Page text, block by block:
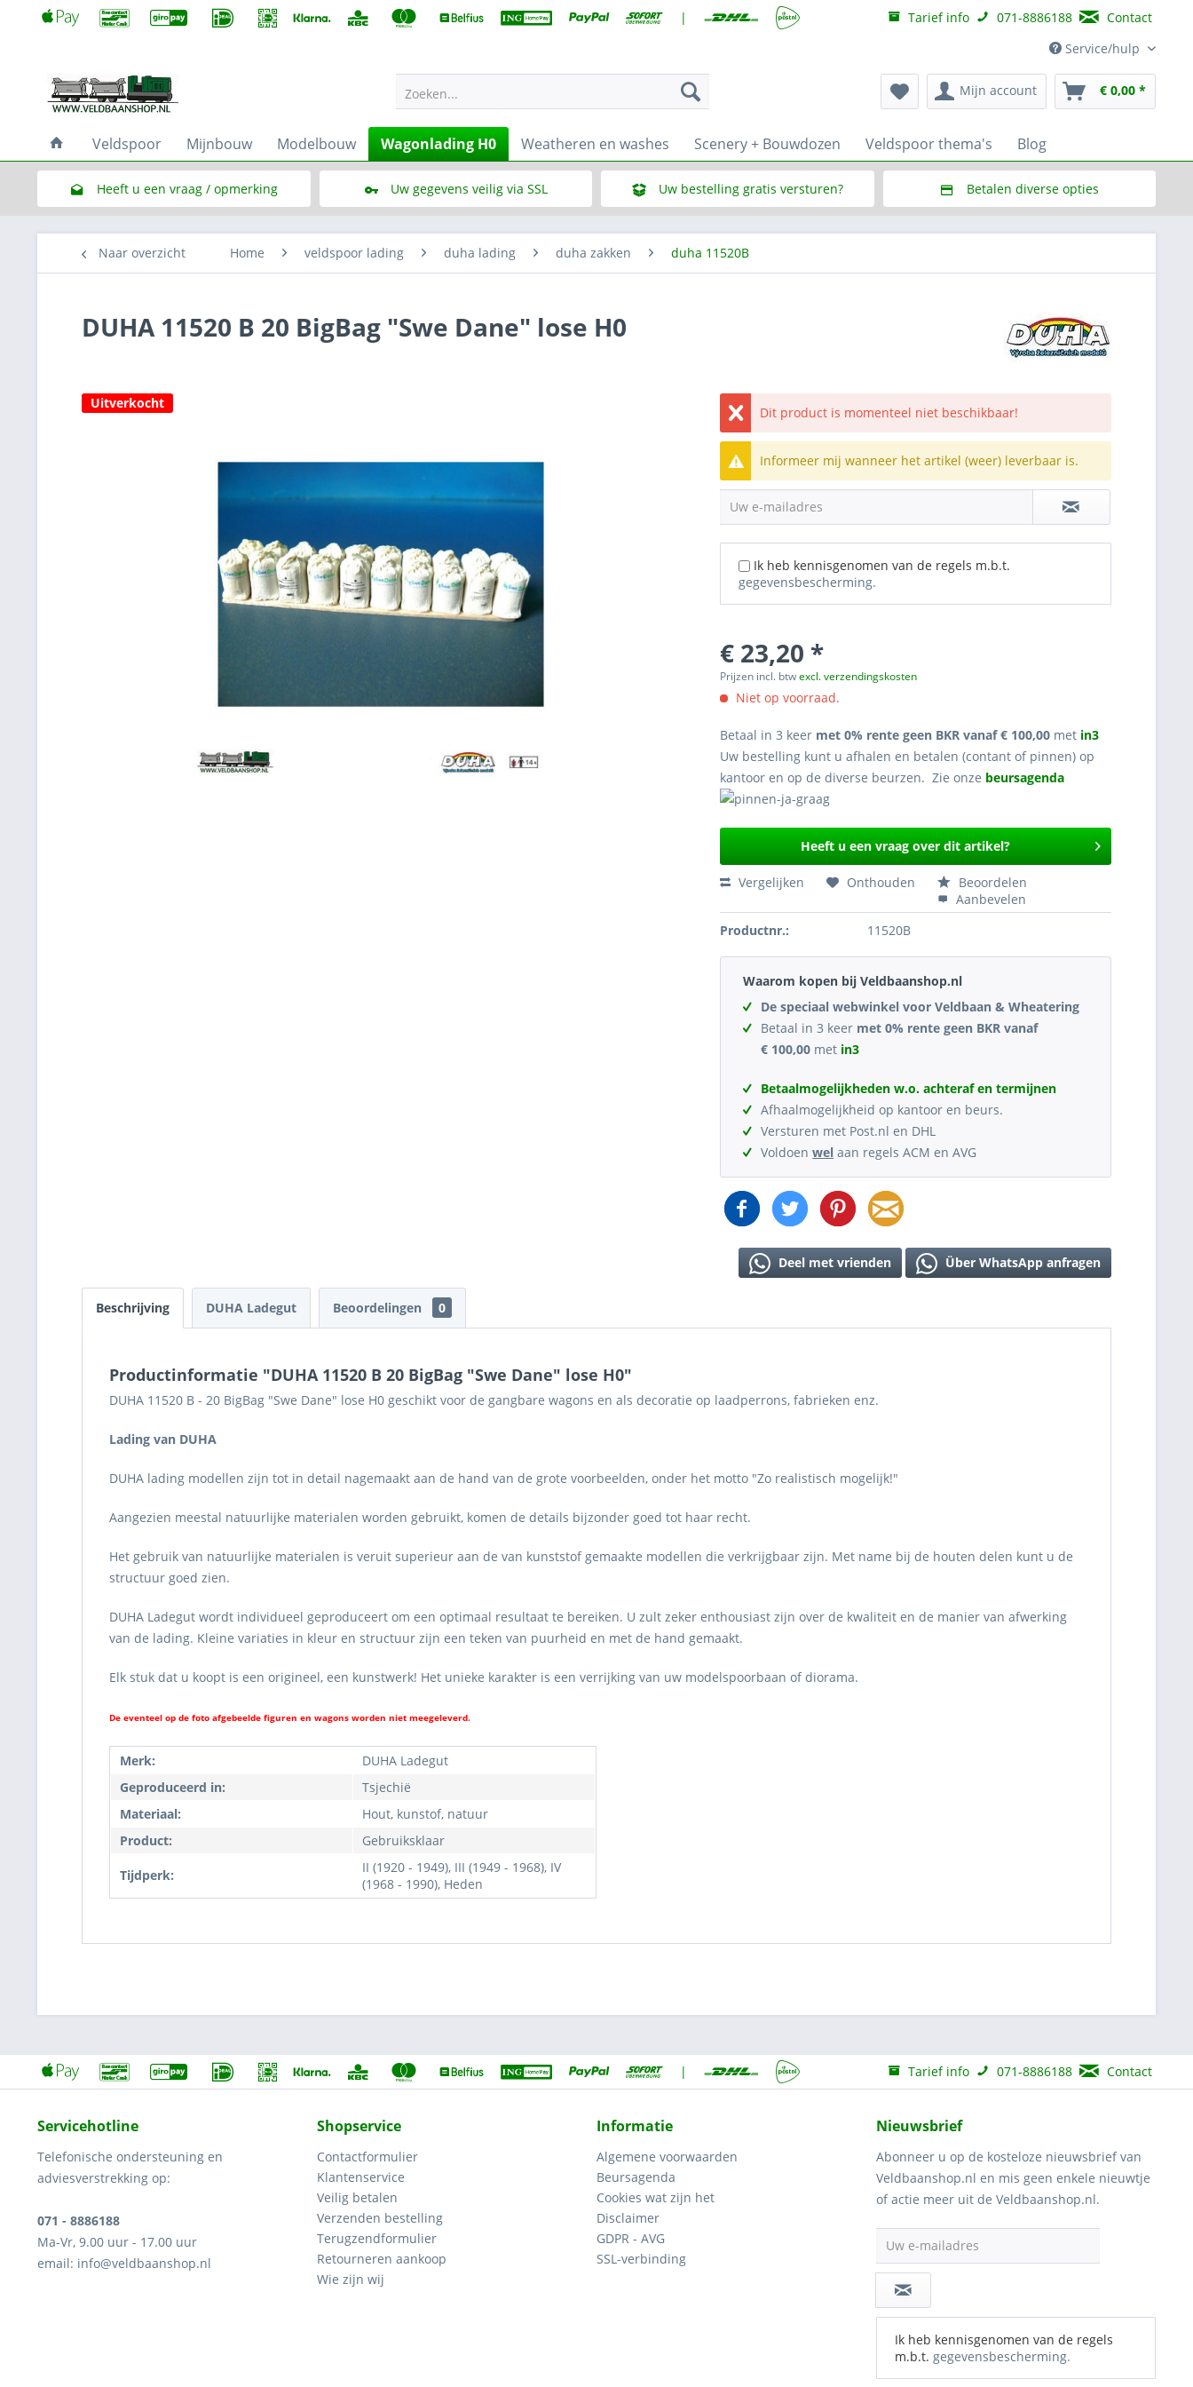
| Tarief info 071-8886188
Contact
Service/hulp
Zoeken... Mijn account € 0,00 *
Veldspoor Mijnbouw Modelbouw Wagonlading H0 Weatheren en washes Scenery + Bouwdozen Veldspoor thema's Blog
Heeft u een vraag / opmerking Uw gegevens veilig via SSL Uw bestelling gratis versturen? Betalen diverse opties
Naar overzicht
Home veldspoor lading duha lading duha zakken duha 11520B
DUHA 11520 B 20 BigBag "Swe Dane" lose H0
Uitverkocht
Dit product is momenteel niet beschikbaar!
Informeer mij wanneer het artikel (weer) leverbaar is.
Uw e-mailadres
Ik heb kennisgenomen van de regels m.b.t.
gegevensbescherming.
€ 23,20 *
Prijzen incl. btwexcl. verzendingskosten
Niet op voorraad.
Betaal in 3 keer met 0% rente geen BKR vanaf € 100,00 met in3
Uw bestelling kunt u afhalen en betalen (contant of pinnen) op
kantoor en op de diverse beurzen. Zie onze beursagenda
Heeft u een vraag over dit artikel?
Vergelijken Onthouden
Beoordelen
Aanbevelen
Productnr.:
11520B
Waarom kopen bij Veldbaanshop.nl
De speciaal webwinkel voor Veldbaan & Wheatering
Betaal in 3 keer met 0% rente geen BKR vanaf
€ 100,00 met in3
Betaalmogelijkheden w.o. achteraf en termijnen
Afhaalmogelijkheid op kantoor en beurs.
Versturen met Post.nl en DHL
Voldoenwel aan regels ACM en AVG
Deel met vrienden Über WhatsApp anfragen
Beschrijving DUHA Ladegut Beoordelingen 0
Productinformatie "DUHA 11520 B 20 BigBag "Swe Dane" lose H0"
DUHA 11520 B - 20 BigBag "Swe Dane" lose H0 geschikt voor de gangbare wagons en als decoratie op laadperrons, fabrieken enz.
Lading van DUHA
DUHA lading modellen zijn tot in detail nagemaakt aan de hand van de grote voorbeelden, onder het motto "Zo realistisch mogelijk!"
Aangezien meestal natuurlijke materialen worden gebruikt, komen de details bijzonder goed tot haar recht.
Het gebruik van natuurlijke materialen is veruit superieur aan de van kunststof gemaakte modellen die verkrijgbaar zijn. Met name bij de houten delen kunt u de
structuur goed zien.
DUHA Ladegut wordt individueel geproduceert om een optimaal resultaat te bereiken. U zult zeker enthousiast zijn over de kwaliteit en de manier van afwerking
van de lading. Kleine variaties in kleur en structuur zijn een teken van puurheid en met de hand gemaakt.
Elk stuk dat u koopt is een origineel, een kunstwerk! Het unieke karakter is een verrijking van uw modelspoorbaan of diorama.
De eventeel op de foto afgebeelde figuren en wagons worden niet meegeleverd.
Merk:
DUHA Ladegut
Geproduceerd in:
Tsjechië
Materiaal:
Hout, kunstof, natuur
Product:
Gebruiksklaar
Tijdperk:
II (1920 - 1949), III (1949 - 1968), IV
(1968 - 1990), Heden
| Tarief info 071-8886188 Contact
Servicehotline
Telefonische ondersteuning en
adviesverstrekking op:
071 - 8886188
Ma-Vr, 9.00 uur - 17.00 uur
email: info@veldbaanshop.nl
Shopservice
Contactformulier
Klantenservice
Veilig betalen
Verzenden bestelling
Terugzendformulier
Retourneren aankoop
Wie zijn wij
Informatie
Algemene voorwaarden
Beursagenda
Cookies wat zijn het
Disclaimer
GDPR - AVG
SSL-verbinding
Nieuwsbrief
Abonneer u op de kosteloze nieuwsbrief van
Veldbaanshop.nl en mis geen enkele nieuwtje
of actie meer uit de Veldbaanshop.nl.
Uw e-mailadres
Ik heb kennisgenomen van de regels
m.b.t. gegevensbescherming.